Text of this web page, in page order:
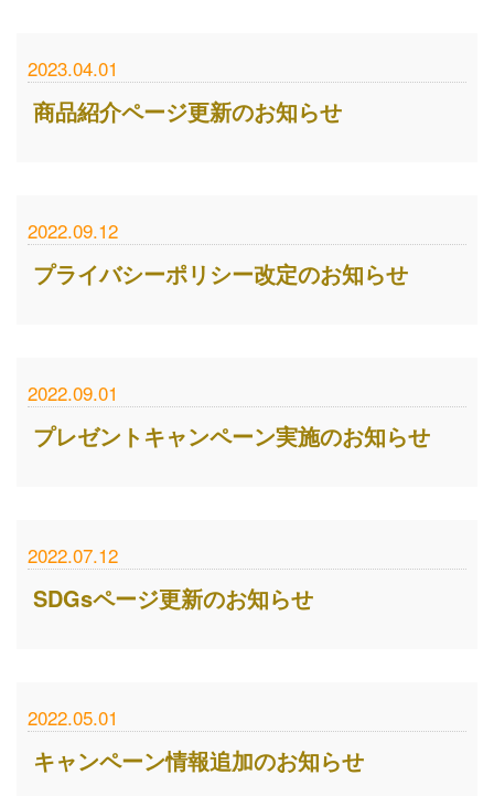
2023.04.01
商品紹介ページ更新のお知らせ
2022.09.12
プライバシーポリシー改定のお知らせ
2022.09.01
プレゼントキャンペーン実施のお知らせ
2022.07.12
SDGsページ更新のお知らせ
2022.05.01
キャンペーン情報追加のお知らせ